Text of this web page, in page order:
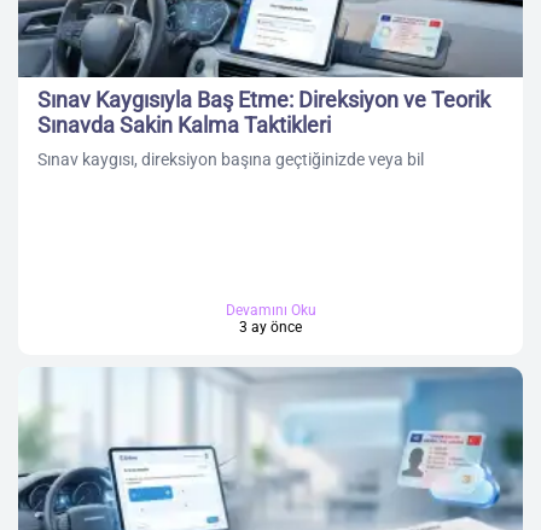
Sınav Kaygısıyla Baş Etme: Direksiyon ve Teorik
Sınavda Sakin Kalma Taktikleri
Sınav kaygısı, direksiyon başına geçtiğinizde veya bil
Devamını Oku
3 ay önce